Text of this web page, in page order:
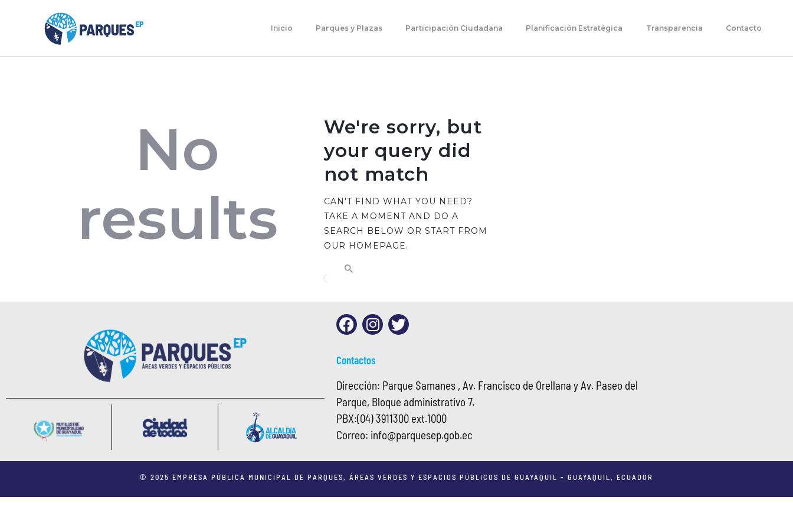
Inicio Parques y Plazas Participación Ciudadana Planificación Estratégica Transparencia Contacto
Parques Y Plazas
Planificación Estratégica
No
results
We're sorry, but
your query did
not match
CAN'T FIND WHAT YOU NEED?
TAKE A MOMENT AND DO A
SEARCH BELOW OR START FROM
OUR HOMEPAGE.
Contactos
Dirección: Parque Samanes , Av. Francisco de Orellana y Av. Paseo del
Parque, Bloque administrativo 7.
PBX:(04) 3911300 ext.1000
Correo: info@parquesep.gob.ec
© 2025 EMPRESA PÚBLICA MUNICIPAL DE PARQUES, ÁREAS VERDES Y ESPACIOS PÚBLICOS DE GUAYAQUIL - GUAYAQUIL, ECUADOR